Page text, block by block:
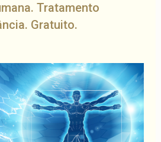
Tratamento
Gratuito.